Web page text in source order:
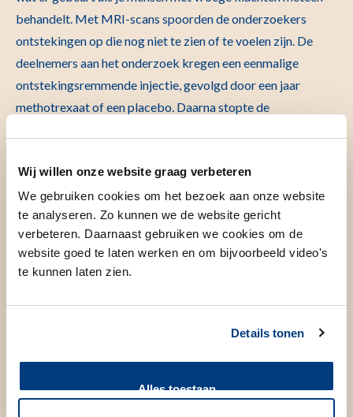
Wij willen onze website graag verbeteren
We gebruiken cookies om het bezoek aan onze website
te analyseren. Zo kunnen we de website gericht
verbeteren. Daarnaast gebruiken we cookies om de
website goed te laten werken en om bijvoorbeeld video's
te kunnen laten zien.
Details tonen
Alles toestaan
behandelt. Met MRI-scans spoorden de onderzoekers
ontstekingen op die nog niet te zien of te voelen zijn. De
deelnemers aan het onderzoek kregen een eenmalige
ontstekingsremmende injectie, gevolgd door een jaar
methotrexaat of een placebo. Daarna stopte de
medicijnen te geven, maar om te zien of een korte
behandeling op het juiste moment een langdurig effect kan
hebben.”
Reuma ontstaat niet bij
iedereen op dezelfde manier
Er zijn mensen mét en zonder ACPA-antistoffen in het
bloed. ACPA is een autoantistof tegen een lichaamseigen
eiwit CCP dat aangepast is door een chemische reactie.